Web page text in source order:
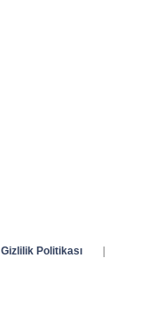
Gizlilik Politikası
|